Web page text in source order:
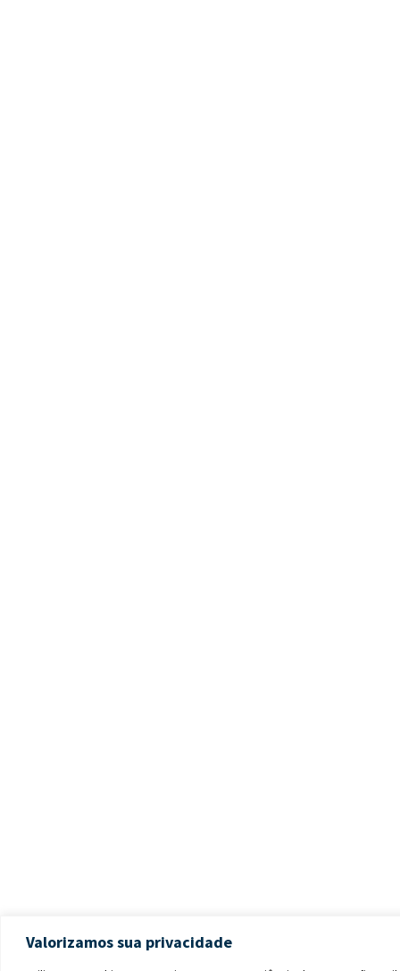
Valorizamos sua privacidade